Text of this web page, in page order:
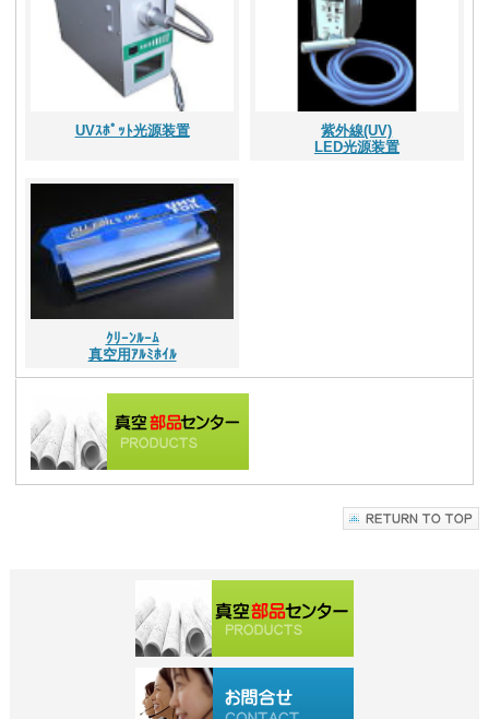
UVｽﾎﾟｯﾄ光源装置
紫外線(UV)
LED光源装置
ｸﾘｰﾝﾙｰﾑ
真空用ｱﾙﾐﾎｲﾙ